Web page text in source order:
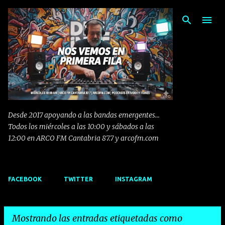
Ir al contenido principal
Desde 2017 apoyando a las bandas emergentes...
Todos los miércoles a las 10:00 y sábados a las
12:00 en ARCO FM Cantabria 87.7 y arcofm.com
FACEBOOK TWITTER INSTAGRAM
Mostrando las entradas etiquetadas como